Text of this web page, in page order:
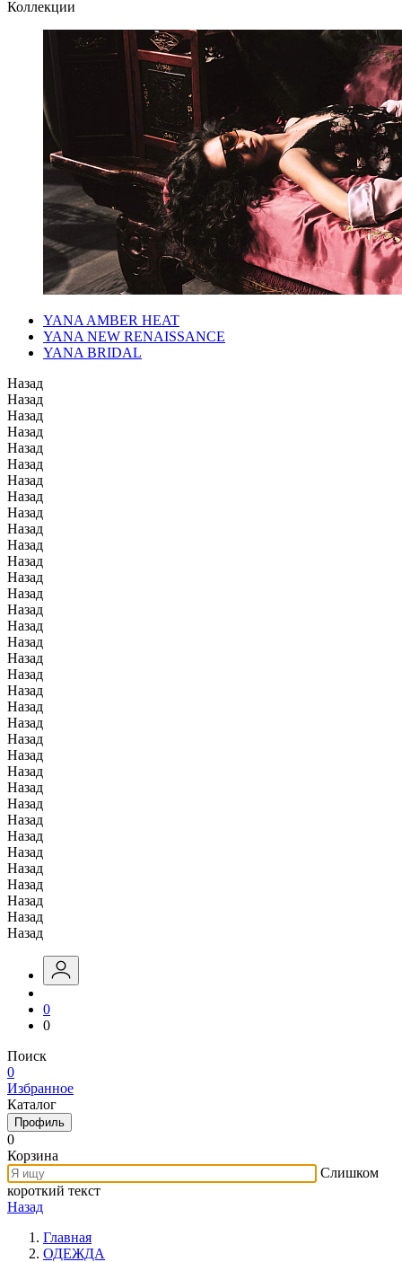
Коллекции
YANA AMBER HEAT
YANA NEW RENAISSANCE
YANA BRIDAL
Назад
Назад
Назад
Назад
Назад
Назад
Назад
Назад
Назад
Назад
Назад
Назад
Назад
Назад
Назад
Назад
Назад
Назад
Назад
Назад
Назад
Назад
Назад
Назад
Назад
Назад
Назад
Назад
Назад
Назад
Назад
Назад
Назад
Назад
Назад
0
0
Поиск
0
Избранное
Каталог
Профиль
0
Корзина
Слишком
короткий текст
Назад
Главная
ОДЕЖДА